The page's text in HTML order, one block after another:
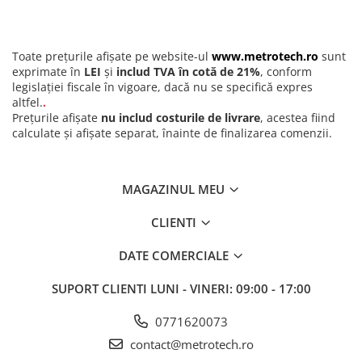
Comanda acum acest instrument de masura profesional si
bucura-te de calitatea si fiabilitatea Dasqua, disponibil exclusiv pe
Toate prețurile afișate pe website-ul www.metrotech.ro sunt
exprimate în LEI și includ TVA în cotă de 21%, conform
legislației fiscale în vigoare, dacă nu se specifică expres
altfel..
Prețurile afișate nu includ costurile de livrare, acestea fiind
calculate și afișate separat, înainte de finalizarea comenzii.
MAGAZINUL MEU
CLIENTI
DATE COMERCIALE
SUPORT CLIENTI LUNI - VINERI: 09:00 - 17:00
0771620073
contact@metrotech.ro